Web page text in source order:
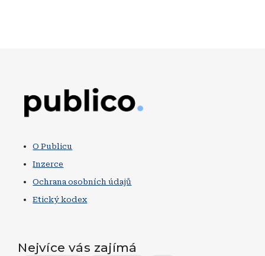
O Publicu
Inzerce
Ochrana osobních údajů
Etický kodex
Nejvíce vás zajímá